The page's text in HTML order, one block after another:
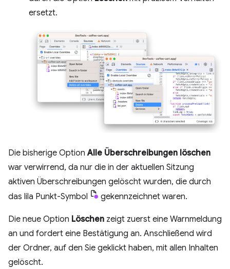
ersetzt.
Die bisherige OptionAlle Überschreibungen löschen
war verwirrend, da nur die in der aktuellen Sitzung
aktiven Überschreibungen gelöscht wurden, die durch
das lila Punkt-Symbol
gekennzeichnet waren.
Die neue Option Löschen zeigt zuerst eine Warnmeldung
an und fordert eine Bestätigung an. Anschließend wird
der Ordner, auf den Sie geklickt haben, mit allen Inhalten
gelöscht.